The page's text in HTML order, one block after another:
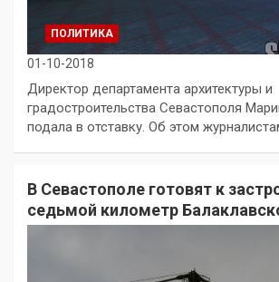
ПОЛИТИКА
01-10-2018
Директор департамента архитектуры и
градостроительства Севастополя
подала в отставку. Об этом
В Севастополе готовят к
седьмой километр